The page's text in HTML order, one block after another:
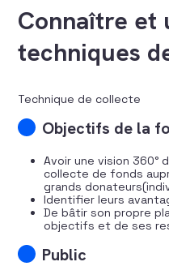
Connaître et
techniques
Technique de collecte
Objectifs de la
Avoir une vision 360°
collecte de fonds
grands
Identifier leurs
De bâtir son propre
objectifs et de ses
Public